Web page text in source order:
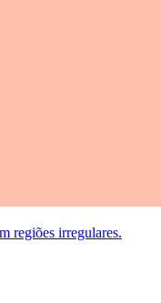
regiões irregulares.